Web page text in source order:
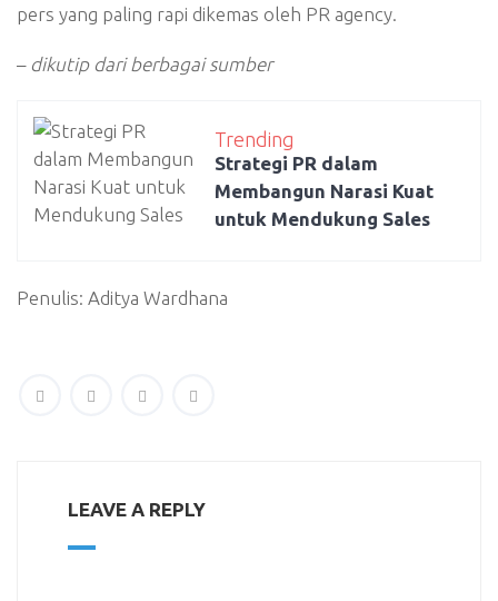
pers yang paling rapi dikemas oleh PR agency.
– dikutip dari berbagai sumber
Trending
Strategi PR dalam
Membangun Narasi Kuat
untuk Mendukung Sales
Penulis: Aditya Wardhana
LEAVE A REPLY